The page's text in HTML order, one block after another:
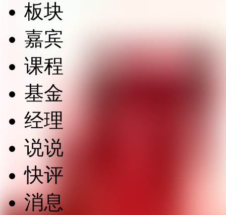
板块
嘉宾
课程
基金
经理
说说
快评
消息